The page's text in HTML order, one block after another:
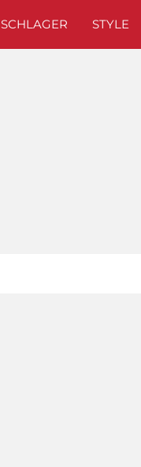
SCHLAGER STYLE